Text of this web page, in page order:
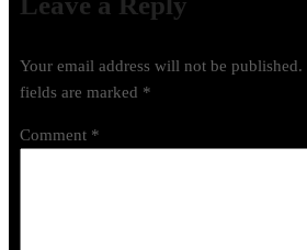
Your email address will not be published.
fields are marked *
Comment *